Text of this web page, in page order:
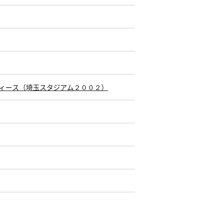
ース（埼玉スタジアム２００２）